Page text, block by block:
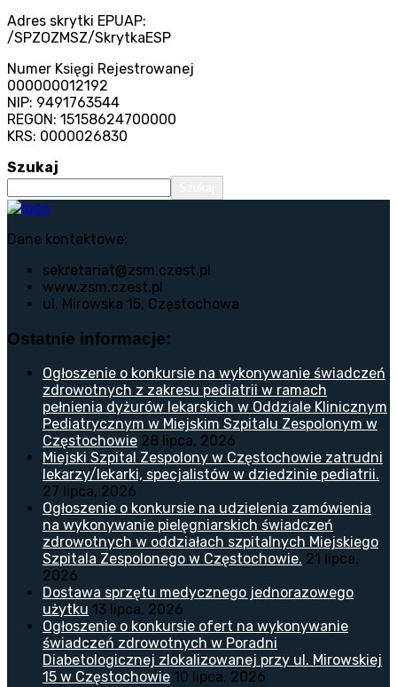
Adres skrytki EPUAP:
/SPZOZMSZ/SkrytkaESP
Numer Księgi Rejestrowanej
000000012192
NIP: 9491763544
REGON: 15158624700000
KRS: 0000026830
Szukaj
Dane kontaktowe:
sekretariat@zsm.czest.pl
www.zsm.czest.pl
ul. Mirowska 15, Częstochowa
Ostatnie informacje:
Ogłoszenie o konkursie na wykonywanie świadczeń
zdrowotnych z zakresu pediatrii w ramach
pełnienia dyżurów lekarskich w Oddziale Klinicznym
Pediatrycznym w Miejskim Szpitalu Zespolonym w
Częstochowie 28 lipca, 2026
Miejski Szpital Zespolony w Częstochowie zatrudni
lekarzy/lekarki, specjalistów w dziedzinie pediatrii.
27 lipca, 2026
Ogłoszenie o konkursie na udzielenia zamówienia
na wykonywanie pielęgniarskich świadczeń
zdrowotnych w oddziałach szpitalnych Miejskiego
Szpitala Zespolonego w Częstochowie. 21 lipca,
2026
Dostawa sprzętu medycznego jednorazowego
użytku 13 lipca, 2026
Ogłoszenie o konkursie ofert na wykonywanie
świadczeń zdrowotnych w Poradni
Diabetologicznej zlokalizowanej przy ul. Mirowskiej
15 w Częstochowie 10 lipca, 2026